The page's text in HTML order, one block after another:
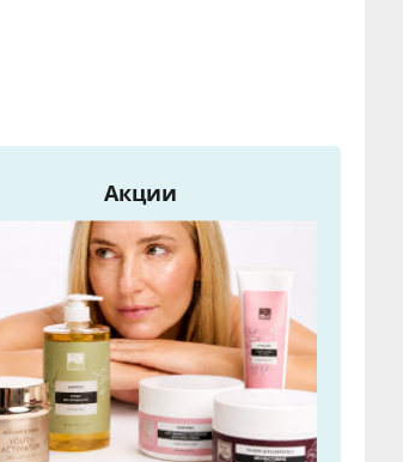
Акции